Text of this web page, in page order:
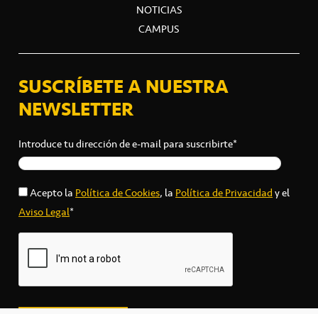
NOTICIAS
CAMPUS
SUSCRÍBETE A NUESTRA
NEWSLETTER
Introduce tu dirección de e-mail para suscribirte*
Acepto laPolítica de Cookies, laPolítica de Privacidady el
Aviso Legal*